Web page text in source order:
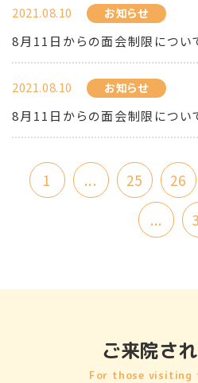
2021.08.10 お知らせ
8月11日からの面会制限につい
2021.08.10 お知らせ
8月11日からの面会制限につい
1 ... 25 26
...
ご来院さ
For those visiting